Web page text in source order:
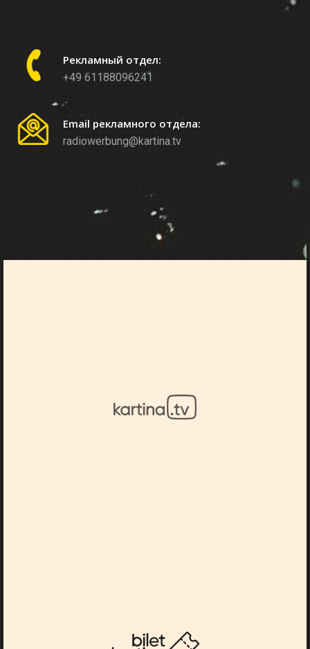
Рекламный отдел:
+49 61188096241
Email рекламного отдела:
radiowerbung@kartina.tv